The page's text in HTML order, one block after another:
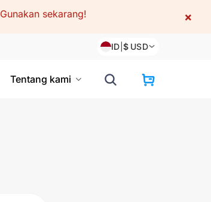
Gunakan sekarang! ×
ID |$ USD
Tentang kami